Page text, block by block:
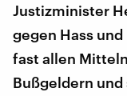
Justizminister
gegen Hass
fast allen
Bußgeldern